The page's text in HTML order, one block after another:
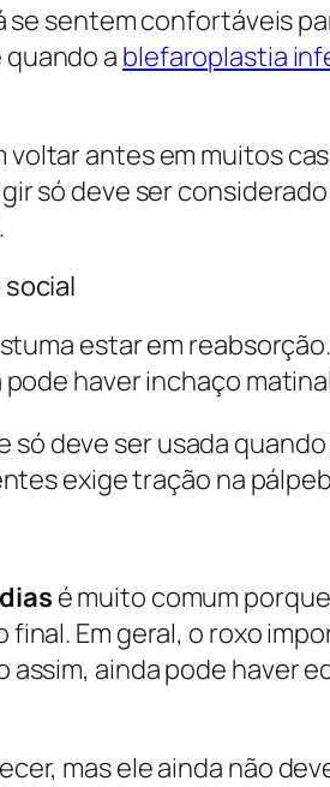
se sentem confortáveis
a blefaroplastia
antes em muitos
só deve ser
social
estar em
haver inchaço
deve ser usada
exige tração na
é muito comum
Em geral, o roxo
assim, ainda pode haver
mas ele ainda não